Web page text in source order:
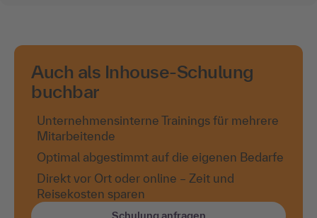
Auch als Inhouse-Schulung
buchbar
Unternehmensinterne Trainings für mehrere
Mitarbeitende
Optimal abgestimmt auf die eigenen Bedarfe
Direkt vor Ort oder online – Zeit und
Reisekosten sparen
Schulung anfragen